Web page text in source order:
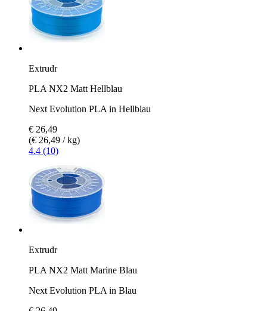
Extrudr
PLA NX2 Matt Hellblau
Next Evolution PLA in Hellblau
€ 26,49
(€ 26,49 / kg)
4.4 (10)
Extrudr
PLA NX2 Matt Marine Blau
Next Evolution PLA in Blau